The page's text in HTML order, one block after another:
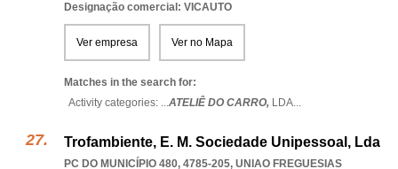
Designação comercial: VICAUTO
Ver empresa Ver no Mapa
Matches in the search for:
Activity categories: ...ATELIÊ DO CARRO, LDA...
Trofambiente, E. M. Sociedade Unipessoal, Lda
PC DO MUNICÍPIO 480, 4785-205, UNIAO FREGUESIAS